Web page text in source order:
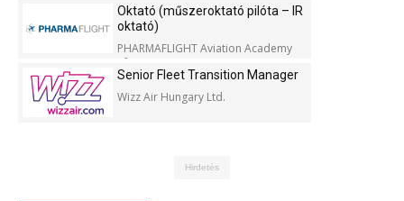
Oktató (műszeroktató pilóta – IR
oktató)
PHARMAFLIGHT Aviation Academy
Kft.
Senior Fleet Transition Manager
Wizz Air Hungary Ltd.
Hirdetés